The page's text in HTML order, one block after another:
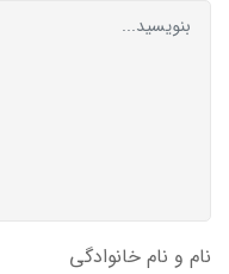
نام و نام خانوادگی